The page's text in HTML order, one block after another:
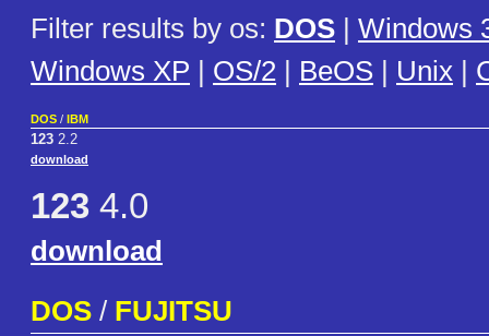
Filter results by os: DOS | Windows
Windows XP | OS/2 | BeOS | Unix |
DOS / IBM
123 2.2
download
123 4.0
download
DOS / FUJITSU